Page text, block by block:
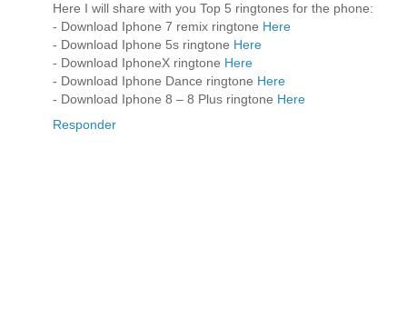
Here I will share with you Top 5 ringtones for the phone:
- Download Iphone 7 remix ringtone Here
- Download Iphone 5s ringtone Here
- Download IphoneX ringtone Here
- Download Iphone Dance ringtone Here
- Download Iphone 8 – 8 Plus ringtone Here
Responder